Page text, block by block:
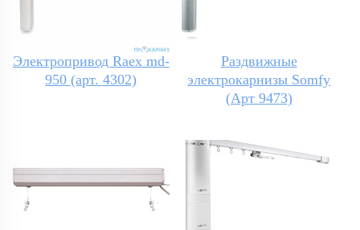
Электропривод Raex md-
950 (арт. 4302)
Раздвижные
электрокарнизы Somfy
(Арт 9473)